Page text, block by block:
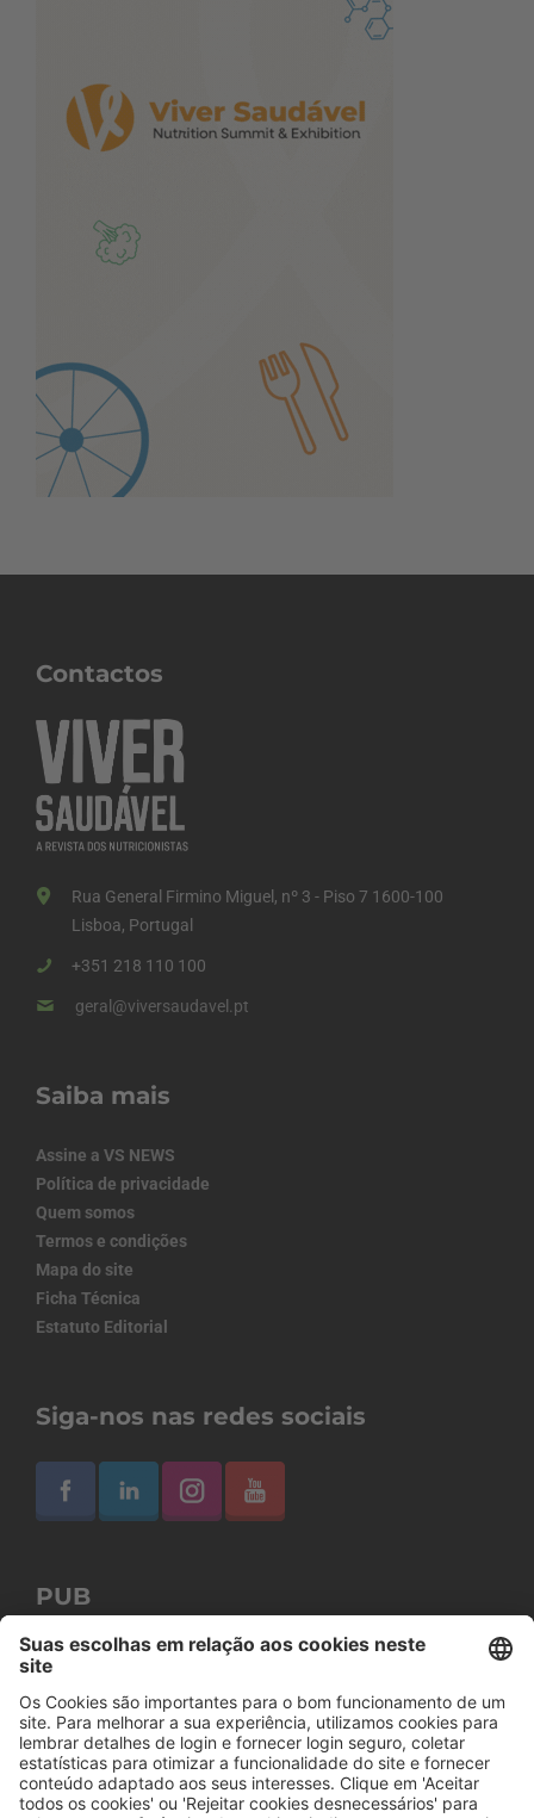
Contactos
Rua General Firmino Miguel, nº 3 - Piso 7 1600-100
Lisboa, Portugal
+351 218 110 100
geral@viversaudavel.pt
Saiba mais
Assine a VS NEWS
Política de privacidade
Quem somos
Termos e condições
Mapa do site
Ficha Técnica
Estatuto Editorial
Siga-nos nas redes sociais
PUB